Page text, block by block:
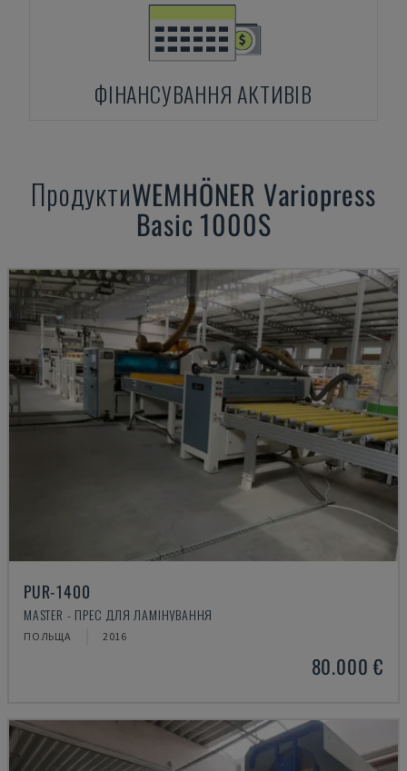
ФІНАНСУВАННЯ АКТИВІВ
ПродуктиWEMHÖNER Variopress
Basic 1000S
PUR-1400
MASTER - ПРЕС ДЛЯ ЛАМІНУВАННЯ
ПОЛЬЩА 2016
80.000 €